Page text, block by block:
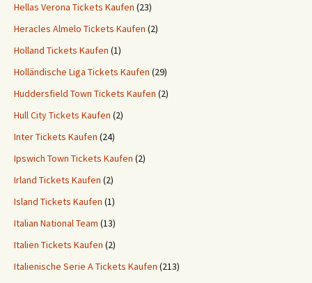
Hellas Verona Tickets Kaufen (23)
Heracles Almelo Tickets Kaufen (2)
Holland Tickets Kaufen (1)
Holländische Liga Tickets Kaufen (29)
Huddersfield Town Tickets Kaufen (2)
Hull City Tickets Kaufen (2)
Inter Tickets Kaufen (24)
Ipswich Town Tickets Kaufen (2)
Irland Tickets Kaufen (2)
Island Tickets Kaufen (1)
Italian National Team (13)
Italien Tickets Kaufen (2)
Italienische Serie A Tickets Kaufen (213)